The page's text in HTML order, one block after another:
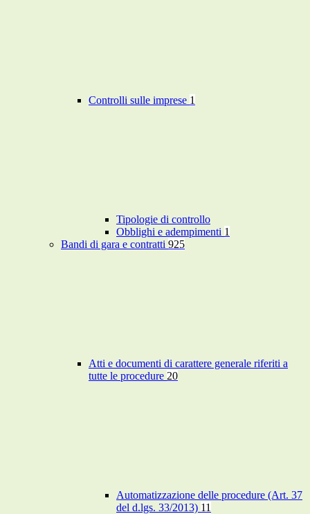
Controlli sulle imprese 1
Tipologie di controllo
Obblighi e adempimenti 1
Bandi di gara e contratti 925
Atti e documenti di carattere generale riferiti a
tutte le procedure 20
Automatizzazione delle procedure (Art. 37
del d.lgs. 33/2013) 11